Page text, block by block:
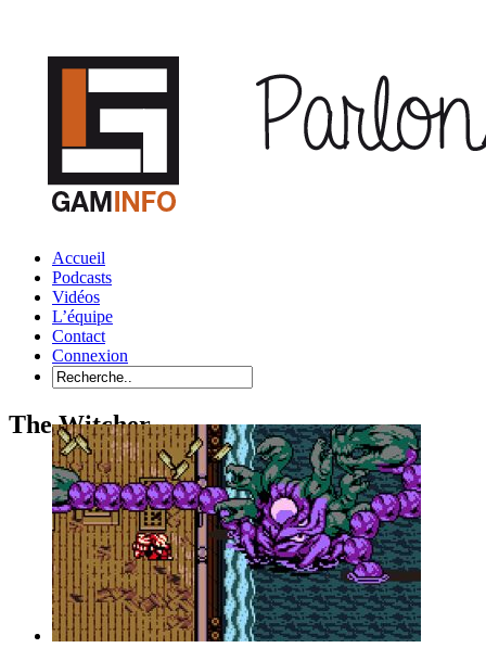
Accueil
Podcasts
Vidéos
L’équipe
Contact
Connexion
The Witcher